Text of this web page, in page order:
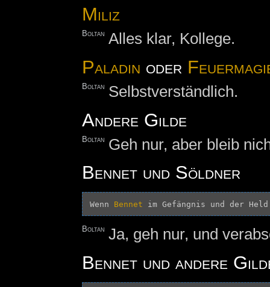
Miliz
Boltan Alles klar, Kollege.
Paladin oder
Boltan Selbstverständlich.
Andere Gilde
Boltan Geh nur, aber bleib
Bennet und Söldner
Wenn Bennet im Gefängnis und der
Boltan Ja, geh nur, und
Bennet und andere